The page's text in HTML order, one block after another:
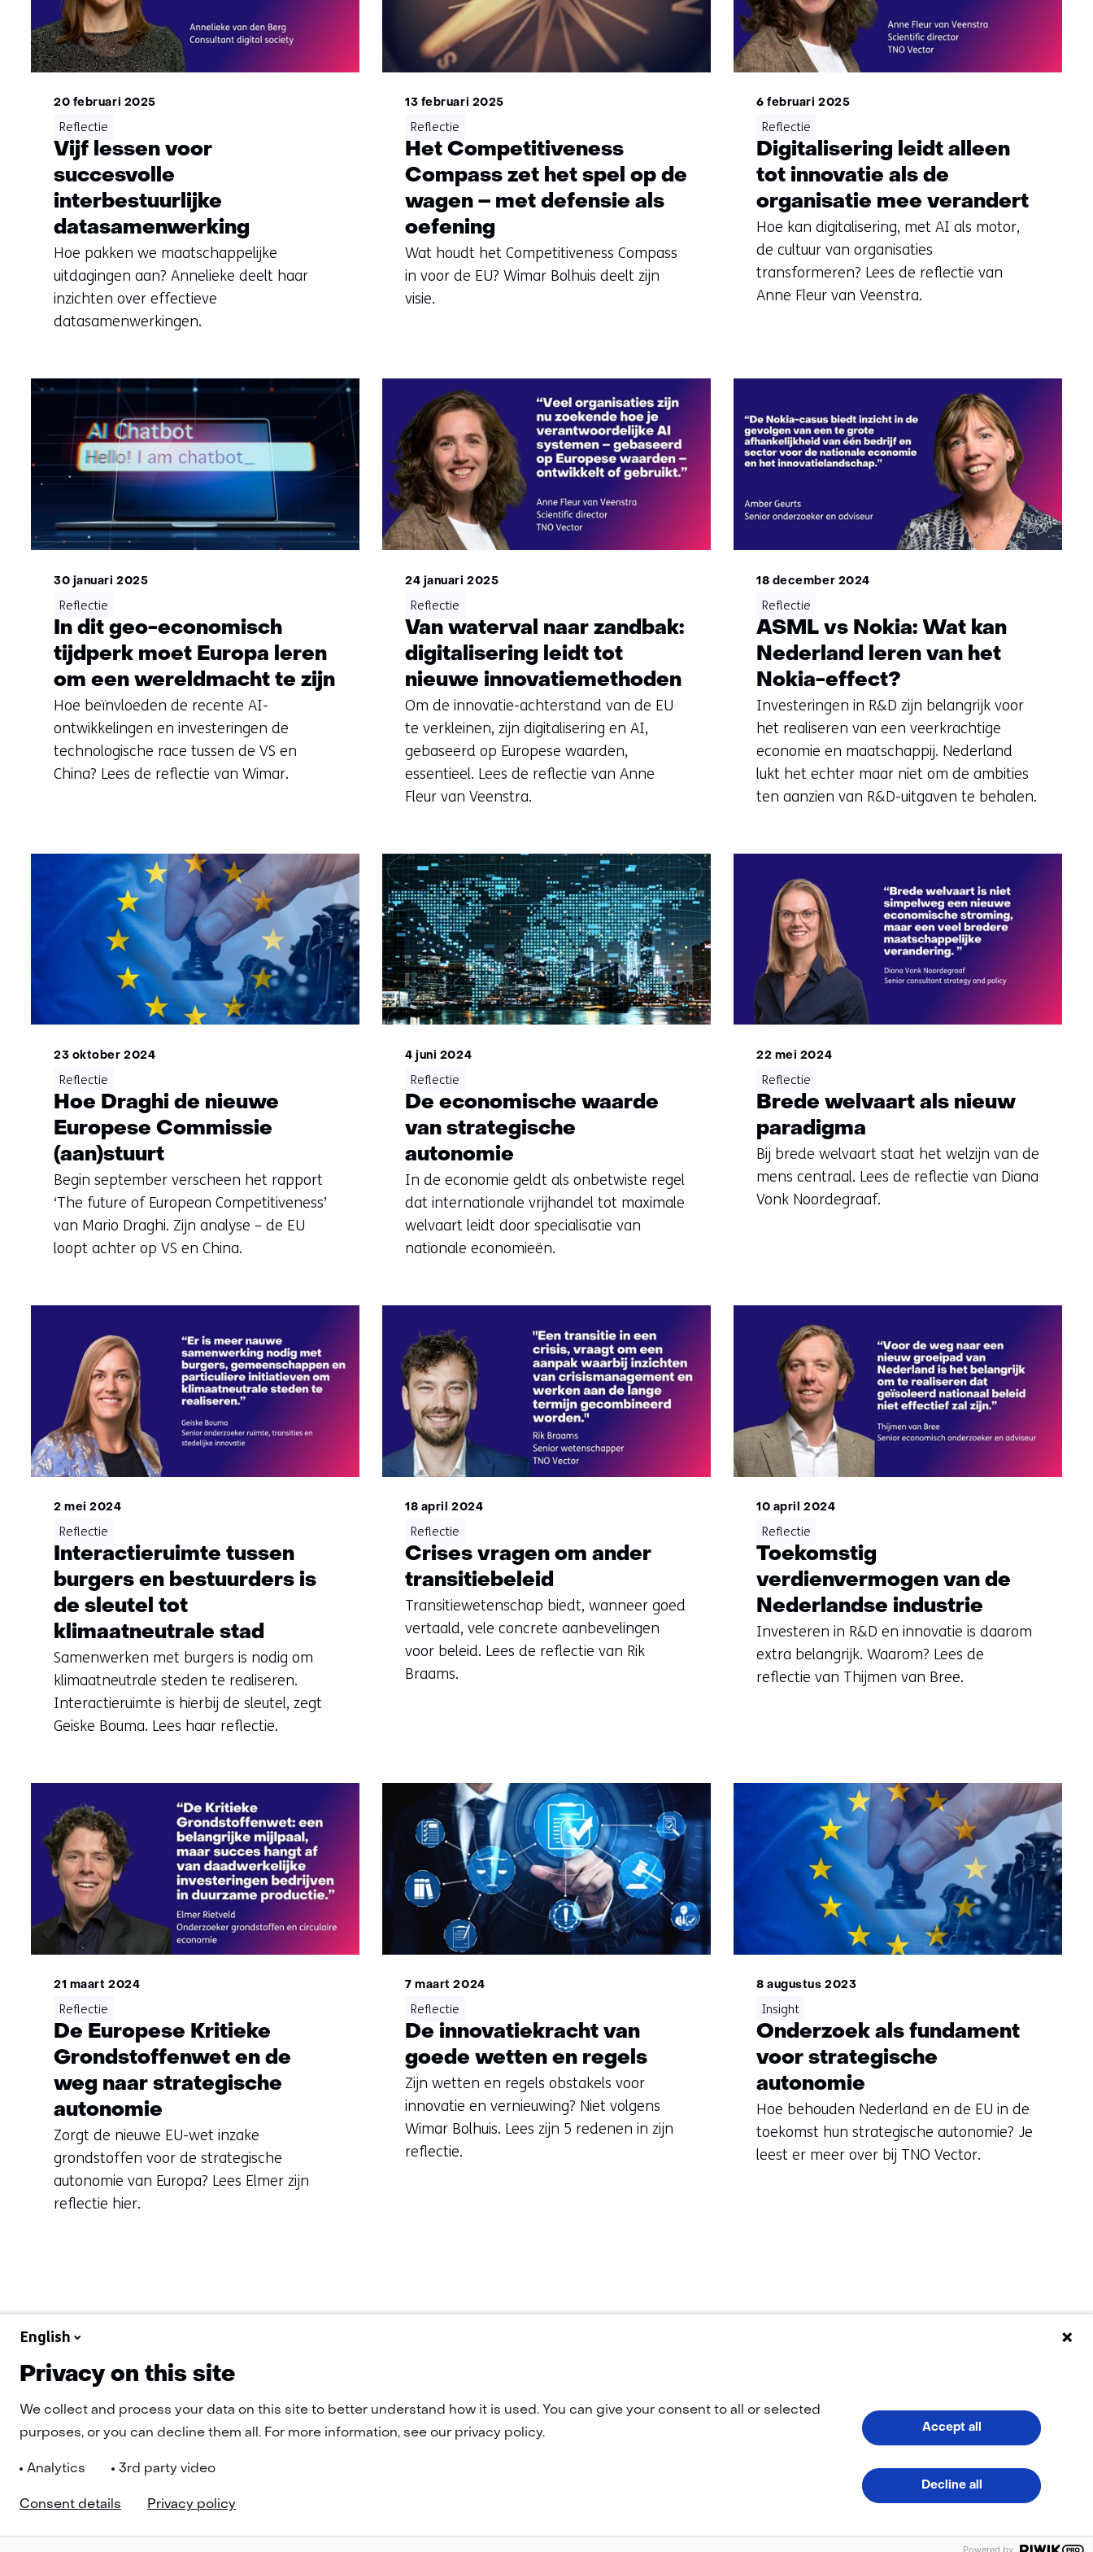
20 februari 2025
Vijf lessen voor
succesvolle
interbestuurlijke
datasamenwerking
Hoe pakken we maatschappelijke
uitdagingen aan? Annelieke deelt haar
inzichten over effectieve
datasamenwerkingen.
Reflectie
13 februari 2025
Het Competitiveness
Compass zet het spel op de
wagen – met defensie als
oefening
Wat houdt het Competitiveness Compass
in voor de EU? Wimar Bolhuis deelt zijn
visie.
Reflectie
6 februari 2025
Digitalisering leidt alleen
tot innovatie als de
organisatie mee verandert
Hoe kan digitalisering, met AI als motor,
de cultuur van organisaties
transformeren? Lees de reflectie van
Anne Fleur van Veenstra.
Reflectie
30 januari 2025
In dit geo-economisch
tijdperk moet Europa leren
om een wereldmacht te zijn
Hoe beïnvloeden de recente AI-
ontwikkelingen en investeringen de
technologische race tussen de VS en
China? Lees de reflectie van Wimar.
Reflectie
24 januari 2025
Van waterval naar zandbak:
digitalisering leidt tot
nieuwe innovatiemethoden
Om de innovatie-achterstand van de EU
te verkleinen, zijn digitalisering en AI,
gebaseerd op Europese waarden,
essentieel. Lees de reflectie van Anne
Fleur van Veenstra.
Reflectie
18 december 2024
ASML vs Nokia: Wat kan
Nederland leren van het
Nokia-effect?
Investeringen in R&D zijn belangrijk voor
het realiseren van een veerkrachtige
economie en maatschappij. Nederland
lukt het echter maar niet om de ambities
ten aanzien van R&D-uitgaven te behalen.
Reflectie
23 oktober 2024
Hoe Draghi de nieuwe
Europese Commissie
(aan)stuurt
Begin september verscheen het rapport
‘The future of European Competitiveness’
van Mario Draghi. Zijn analyse – de EU
loopt achter op VS en China.
Reflectie
4 juni 2024
De economische waarde
van strategische
autonomie
In de economie geldt als onbetwiste regel
dat internationale vrijhandel tot maximale
welvaart leidt door specialisatie van
nationale economieën.
Reflectie
22 mei 2024
Brede welvaart als nieuw
paradigma
Bij brede welvaart staat het welzijn van de
mens centraal. Lees de reflectie van Diana
Vonk Noordegraaf.
Reflectie
2 mei 2024
Interactieruimte tussen
burgers en bestuurders is
de sleutel tot
klimaatneutrale stad
Samenwerken met burgers is nodig om
klimaatneutrale steden te realiseren.
Interactieruimte is hierbij de sleutel, zegt
Geiske Bouma. Lees haar reflectie.
Reflectie
18 april 2024
Crises vragen om ander
transitiebeleid
Transitiewetenschap biedt, wanneer goed
vertaald, vele concrete aanbevelingen
voor beleid. Lees de reflectie van Rik
Braams.
Reflectie
10 april 2024
Toekomstig
verdienvermogen van de
Nederlandse industrie
Investeren in R&D en innovatie is daarom
extra belangrijk. Waarom? Lees de
reflectie van Thijmen van Bree.
Reflectie
21 maart 2024
De Europese Kritieke
Grondstoffenwet en de
weg naar strategische
autonomie
Zorgt de nieuwe EU-wet inzake
grondstoffen voor de strategische
autonomie van Europa? Lees Elmer zijn
reflectie hier.
Reflectie
7 maart 2024
De innovatiekracht van
goede wetten en regels
Zijn wetten en regels obstakels voor
innovatie en vernieuwing? Niet volgens
Wimar Bolhuis. Lees zijn 5 redenen in zijn
reflectie.
Reflectie
8 augustus 2023
Onderzoek als fundament
voor strategische
autonomie
Hoe behouden Nederland en de EU in de
toekomst hun strategische autonomie? Je
leest er meer over bij TNO Vector.
Insight
(naar homepage)
(opent(opent
English
Privacy on this site
We collect and process your data on this site to better understand how it is used. You can give your consent to all or selected
purposes, or you can decline them all. For more information, see our privacy policy.
Analytics 3rd party video
Accept all
Decline all
Consent details Privacy policy
Powered by